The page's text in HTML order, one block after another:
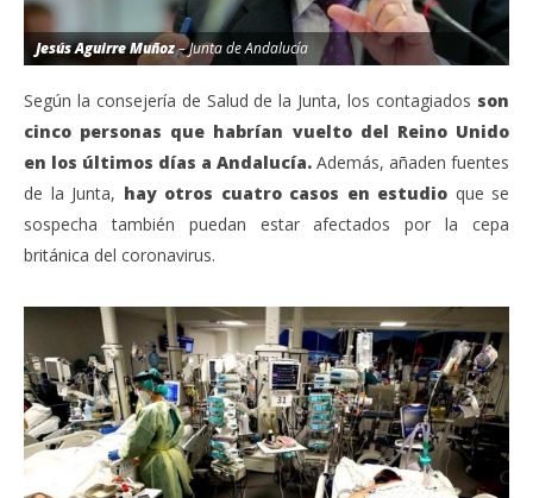
Jesús Aguirre Muñoz– Junta de Andalucía
Según la consejería de Salud de la Junta, los contagiados son
cinco personas que habrían vuelto del Reino Unido
en los últimos días a Andalucía. Además, añaden fuentes
de la Junta, hay otros cuatro casos en estudio que se
sospecha también puedan estar afectados por la cepa
británica del coronavirus.